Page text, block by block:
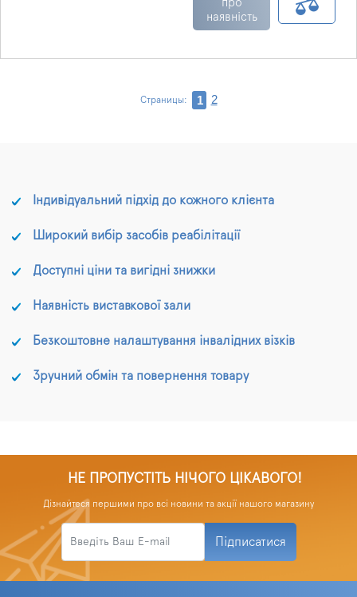
поверхнею.
Коляска
оснащена зручними
супровідного.
використанні. Модель
вирізняється гарною
— 2 роки.
про
наявність
Страницы: 1 2
Індивідуальний підхід до кожного клієнта
Широкий вибір засобів реабілітації
Доступні ціни та вигідні знижки
Наявність виставкової зали
Безкоштовне налаштування інвалідних візків
Зручний обмін та повернення товару
НЕ ПРОПУСТІТЬ НІЧОГО ЦІКАВОГО!
Дізнайтеся першими про всі новини та акції нашого магазину
Підписатися